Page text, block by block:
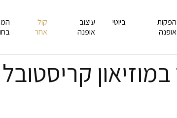
הפקות
אופנה
ביוטי
עיצוב
אופנה
קול
אחר